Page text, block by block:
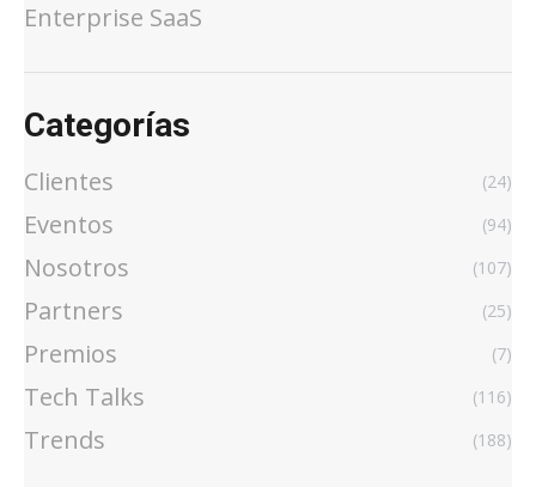
Enterprise SaaS
Categorías
Clientes (24)
Eventos (94)
Nosotros (107)
Partners (25)
Premios (7)
Tech Talks (116)
Trends (188)